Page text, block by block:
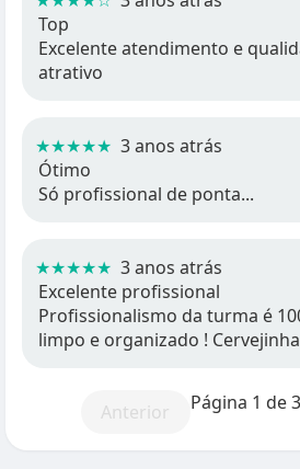
Top
Excelente atendimento e
atrativo
★★★★★ 3 anos atrás
Ótimo
Só profissional de ponta...
★★★★★ 3 anos atrás
Excelente profissional
Profissionalismo da turma é
limpo e organizado !
Anterior Página 1 de 3